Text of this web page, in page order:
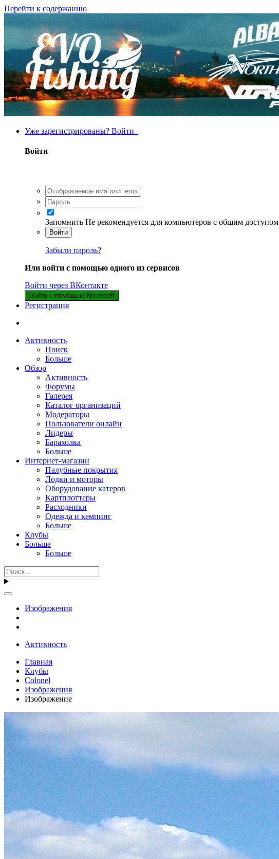
Перейти к содержанию
Уже зарегистрированы? Войти
Войти
Запомнить Не рекомендуется для компьютеров с общим доступом
Войти
Забыли пароль?
Или войти с помощью одного из сервисов
Войти через ВКонтакте
Войти с помощью Microsoft
Регистрация
Активность
Поиск
Больше
Обзор
Активность
Форумы
Галерея
Каталог организаций
Модераторы
Пользователи онлайн
Лидеры
Барахолка
Больше
Интернет-магазин
Палубные покрытия
Лодки и моторы
Оборудование катеров
Картплоттеры
Расходники
Одежда и кемпинг
Больше
Клубы
Больше
Больше
Изображения
Активность
Главная
Клубы
Colonel
Изображения
Изображение